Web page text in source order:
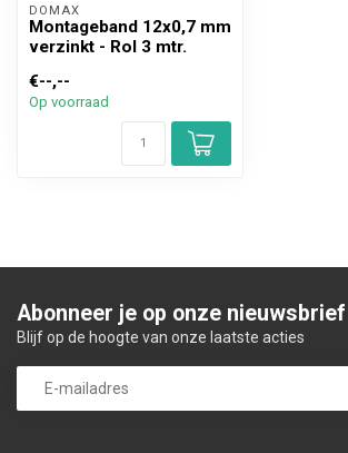
DOMAX
Montageband 12x0,7 mm
verzinkt - Rol 3 mtr.
€--,--
Op voorraad
Abonneer je op onze nieuwsbrief
Blijf op de hoogte van onze laatste acties